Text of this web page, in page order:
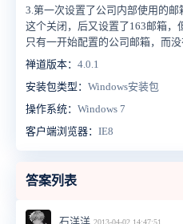
3.第一次设置了公司内部使用的
这个关闭，后又设置了163邮箱，
只有一开始配置的公司邮箱，而
禅道版本： 4.0.1
安装包类型： Windows安装包
操作系统： Windows 7
客户端浏览器： IE8
答案列表
石洋洋 2013-04-02 14:47:51